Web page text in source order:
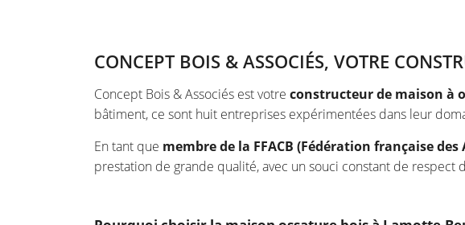
CONCEPT BOIS & ASSOCIÉS, VOTRE
Concept Bois & Associés est votre constructeur de maison à
bâtiment, ce sont huit entreprises expérimentées dans leur
En tant que membre de la FFACB (Fédération française
prestation de grande qualité, avec un souci constant de respect